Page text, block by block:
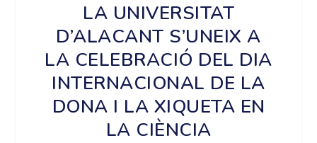
LA UNIVERSITAT
D’ALACANT S’UNEIX A
LA CELEBRACIÓ DEL DIA
INTERNACIONAL DE LA
DONA I LA XIQUETA EN
LA CIÈNCIA